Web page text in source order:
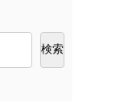
検索